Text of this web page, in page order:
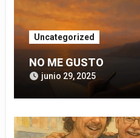
Uncategorized
NO ME GUSTO
junio 29, 2025